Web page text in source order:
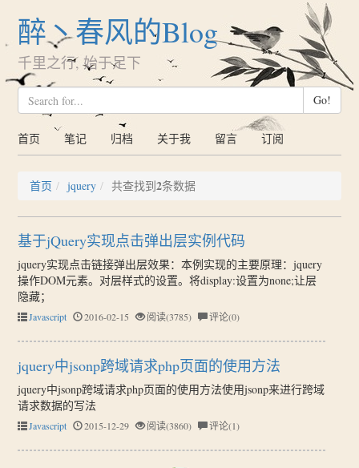
醉丶春风的Blog
千里之行, 始于足下
Go!
首页 笔记 归档 关于我 留言 订阅
首页 jquery 共查找到2条数据
基于jQuery实现点击弹出层实例代码
jquery实现点击链接弹出层效果：本例实现的主要原理：jquery
操作DOM元素。对层样式的设置。将display:设置为none;让层
隐藏；
Javascript 2016-02-15 阅读(3785) 评论(0)
jquery中jsonp跨域请求php页面的使用方法
jquery中jsonp跨域请求php页面的使用方法使用jsonp来进行跨域
请求数据的写法
Javascript 2015-12-29 阅读(3860) 评论(1)